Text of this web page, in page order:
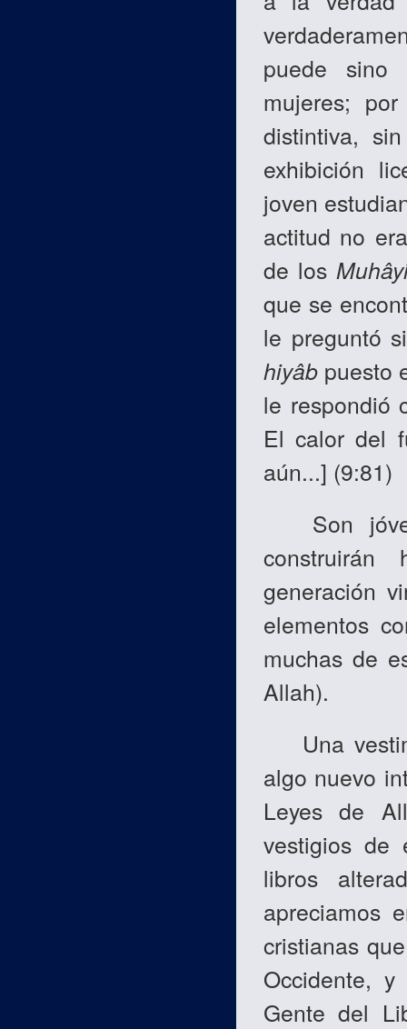
puede sino
mujeres;
distintiva,
exhibición
joven
actitud no
de los
que se
le preguntó
hiyâbpuesto
le respondió
El calor del
aún...] (9:81)
Son
generación
elementos
muchas de
Allah).
Una
algo nuevo
Leyes de
vestigios de
libros
apreciamos
cristianas
Occidente,
Gente del